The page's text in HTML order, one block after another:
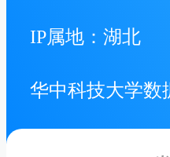
IP属地： 湖北
华中科技大学数